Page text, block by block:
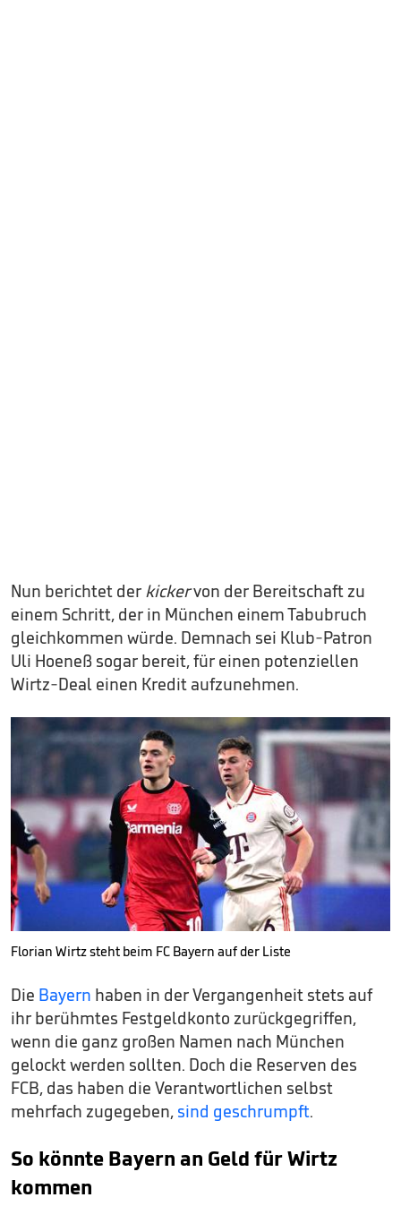
Nun berichtet der kickervon der Bereitschaft zu
einem Schritt, der in München einem Tabubruch
gleichkommen würde. Demnach sei Klub-Patron
Uli Hoeneß sogar bereit, für einen potenziellen
Wirtz-Deal einen Kredit aufzunehmen.
Florian Wirtz steht beim FC Bayern auf der Liste
Die Bayern haben in der Vergangenheit stets auf
ihr berühmtes Festgeldkonto zurückgegriffen,
wenn die ganz großen Namen nach München
gelockt werden sollten. Doch die Reserven des
FCB, das haben die Verantwortlichen selbst
mehrfach zugegeben, sind geschrumpft.
So könnte Bayern an Geld für Wirtz
kommen